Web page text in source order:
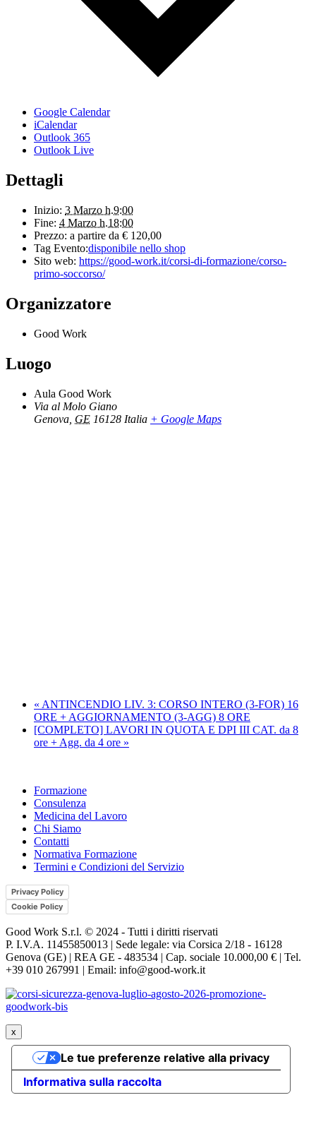
Google Calendar
iCalendar
Outlook 365
Outlook Live
Dettagli
Inizio: 3 Marzo h.9:00
Fine: 4 Marzo h.18:00
Prezzo: a partire da € 120,00
Tag Evento:disponibile nello shop
Sito web: https://good-work.it/corsi-di-formazione/corso-
primo-soccorso/
Organizzatore
Good Work
Luogo
Aula Good Work
Via al Molo Giano
Genova GE 16128 Italia + Google Maps
« ANTINCENDIO LIV. 3: CORSO INTERO (3-FOR) 16
ORE + AGGIORNAMENTO (3-AGG) 8 ORE
[COMPLETO] LAVORI IN QUOTA E DPI III CAT. da 8
ore + Agg. da 4 ore »
Formazione
Consulenza
Medicina del Lavoro
Chi Siamo
Contatti
Normativa Formazione
Termini e Condizioni del Servizio
Privacy Policy
Cookie Policy
Good Work S.r.l. © 2024 - Tutti i diritti riservati
P. I.V.A. 11455850013 | Sede legale: via Corsica 2/18 - 16128
Genova (GE) | REA GE - 483534 | Cap. sociale 10.000,00 € | Tel.
+39 010 267991 | Email: info@good-work.it
x
Informativa sulla raccolta
Le tue preferenze relative alla privacy